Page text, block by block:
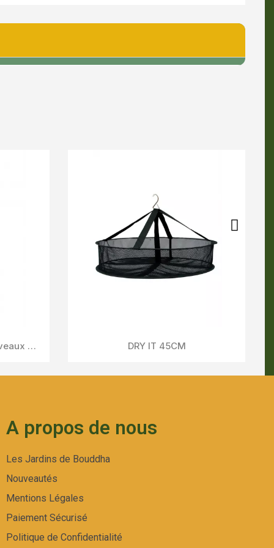
A propos de nous
Les Jardins de Bouddha
Nouveautés
Mentions Légales
Paiement Sécurisé
Politique de Confidentialité